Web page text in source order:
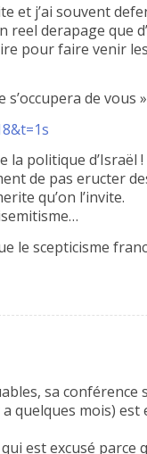
et j’ai souvent
reel derapage que
pour faire venir
de vous »
la politique d’Israël !
de pas eructer
qu’on l’invite.
le scepticisme
sa
quelques mois) est
est excusé parce